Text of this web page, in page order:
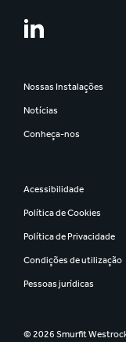
Nossas Instalações
Notícias
Conheça-nos
Acessibilidade
Política de Cookies
Política de Privacidade
Condições de utilização
Pessoas jurídicas
© 2026 Smurfit